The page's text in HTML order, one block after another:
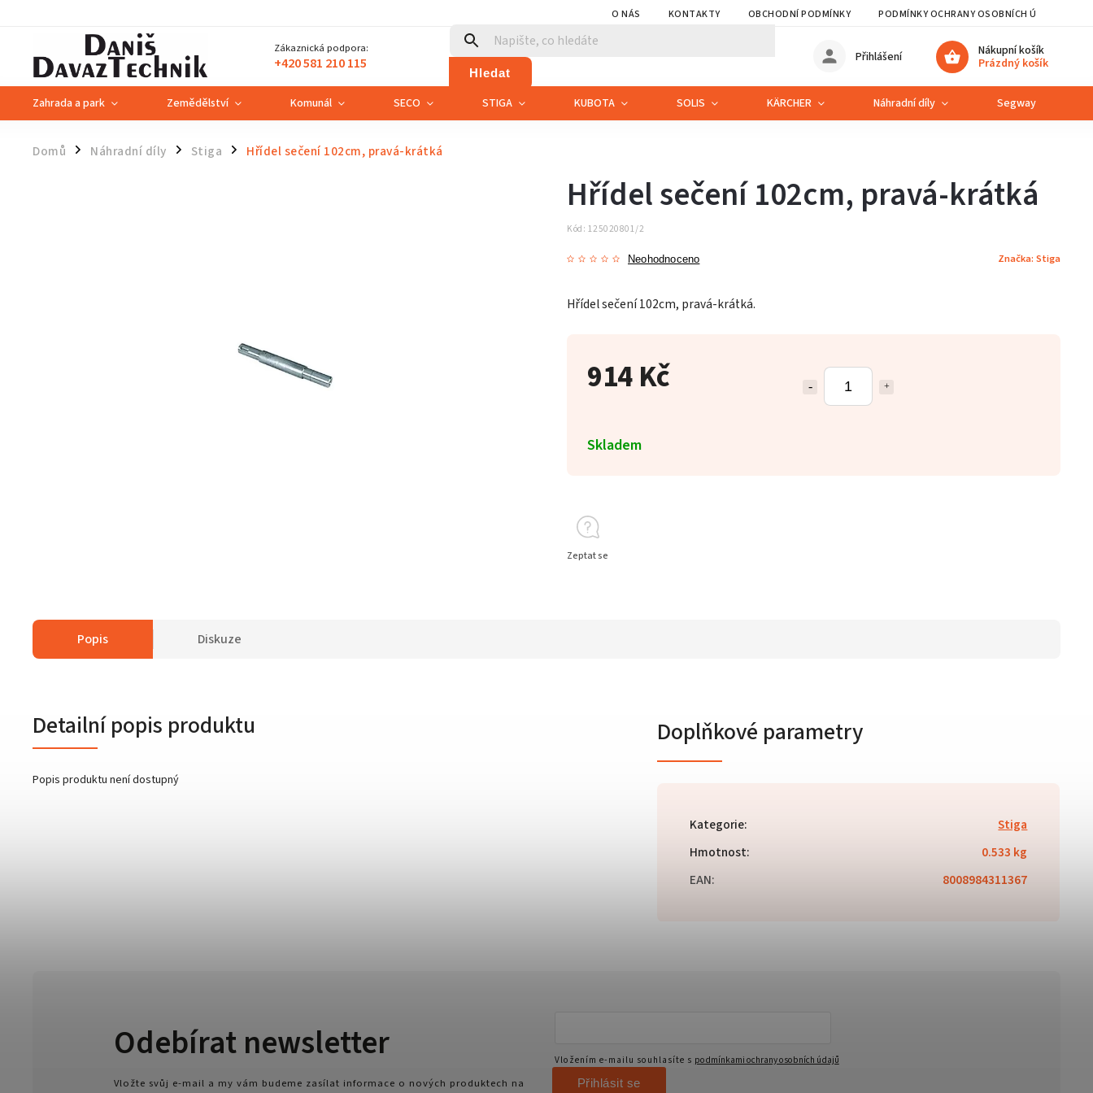
O NÁS KONTAKTY OBCHODNÍ PODMÍNKY PODMÍNKY OCHRANY OSOBNÍCH ÚDAJŮ
Zákaznická podpora:
+420 581 210 115 Hledat
Nákupní košík
Prázdný košík
Přihlášení
Zahrada a park Zemědělství Komunál SECO STIGA KUBOTA SOLIS KÄRCHER Náhradní díly Segway
Domů / Náhradní díly / Stiga / Hřídel sečení 102cm, pravá-krátká
914 Kč
Skladem
Hřídel sečení 102cm, pravá-krátká
Kód: 125020801/2
Neohodnoceno Značka: Stiga
Hřídel sečení 102cm, pravá-krátká.
Zeptat se
Popis Diskuze
Detailní popis produktu
Popis produktu není dostupný
Doplňkové parametry
Kategorie:
Stiga
Hmotnost:
0.533 kg
EAN: 8008984311367
Odebírat newsletter
Vložte svůj e-mail a my vám budeme zasílat informace o nových produktech na
Vložením e-mailu souhlasíte s podmínkami ochrany osobních údajů
Přihlásit se